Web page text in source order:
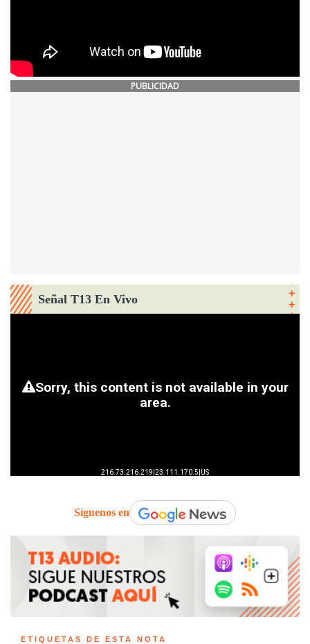
PUBLICIDAD
Señal T13 En Vivo
Síguenos en
ETIQUETAS DE ESTA NOTA